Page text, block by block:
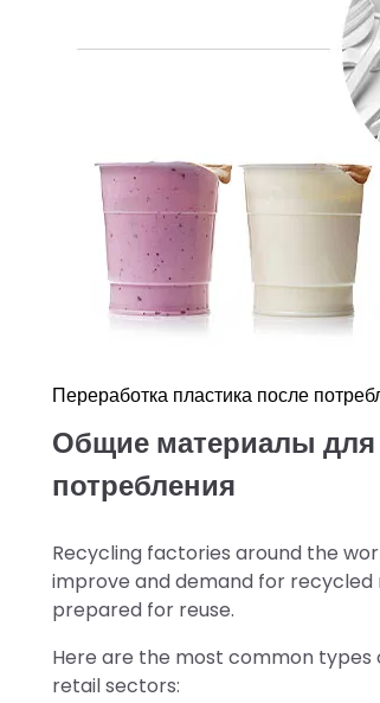
Переработка пластика после
Общие материалы для
потребления
Recycling factories around the
improve and demand for recycled
prepared for reuse.
Here are the most common types
retail sectors: